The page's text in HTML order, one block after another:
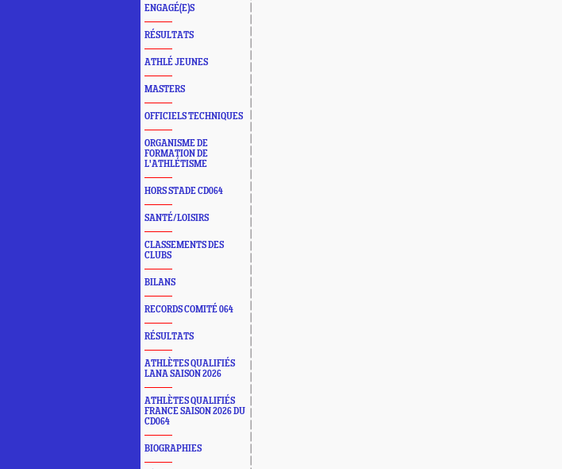
ENGAGÉ(E)S
RÉSULTATS
ATHLÉ JEUNES
MASTERS
OFFICIELS TECHNIQUES
ORGANISME DE
FORMATION DE
L'ATHLÉTISME
HORS STADE CD064
SANTÉ/LOISIRS
CLASSEMENTS DES
CLUBS
BILANS
RECORDS COMITÉ 064
RÉSULTATS
ATHLÈTES QUALIFIÉS
LANA SAISON 2026
ATHLÈTES QUALIFIÉS
FRANCE SAISON 2026 DU
CD064
BIOGRAPHIES